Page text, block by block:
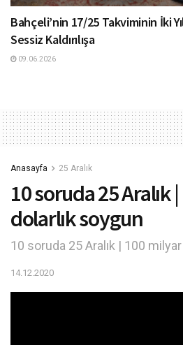
Bahçeli’nin 17/25 Takviminin İki
Sessiz Kaldırılışa
09.06.2026
Anasayfa 25 Aralık
10 soruda 25 Aralık
dolarlık soygun
10 soruda 25 Aralık | 100
14.12.2020